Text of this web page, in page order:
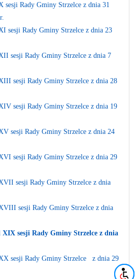
sesji Rady Gminy Strzelce z dnia 31
sesji Rady Gminy Strzelce z dnia 23
sesji Rady Gminy Strzelce z dnia 7
sesji Rady Gminy Strzelce z dnia 28
sesji Rady Gminy Strzelce z dnia 19
sesji Rady Gminy Strzelce z dnia 24
sesji Rady Gminy Strzelce z dnia 29
sesji Rady Gminy Strzelce z dnia
sesji Rady Gminy Strzelce z dnia
XIX sesji Rady Gminy Strzelce z dnia
sesji Rady Gminy Strzelce z dnia 29